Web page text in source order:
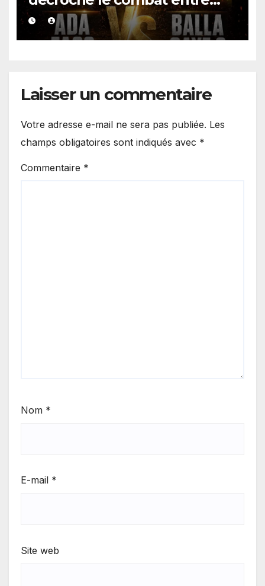
Balla Gaye 2 et Ada Fass
Laisser un commentaire
Votre adresse e-mail ne sera pas publiée. Les
champs obligatoires sont indiqués avec *
Commentaire *
Nom *
E-mail *
Site web